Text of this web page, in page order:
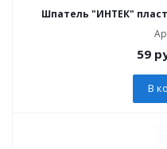
Шпатель "ИНТЕК"
59
В